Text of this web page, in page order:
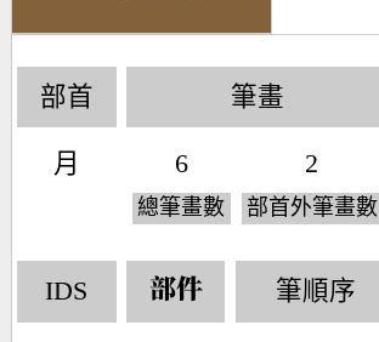
部首
月
筆畫
6
總筆畫數
2
部首外筆畫數
IDS 部件 筆順序